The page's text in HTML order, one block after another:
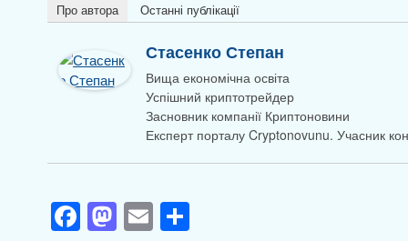
Про автора Останні публікації
Стасенко Степан
Вища економічна освіта
Успішний криптотрейдер
Засновник компанії Криптоновини
Експерт порталу Cryptonovunu. Учасник
F M E